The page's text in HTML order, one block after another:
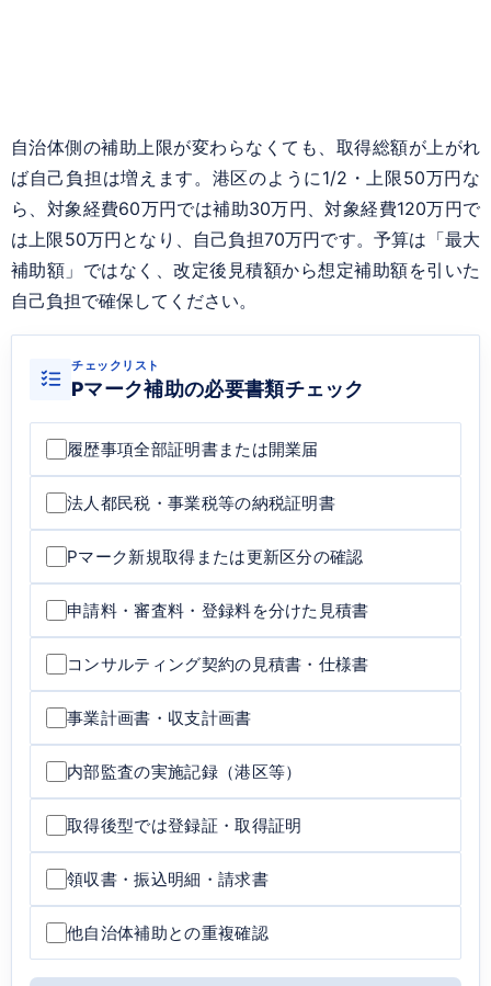
自治体側の補助上限が変わらなくても、取得総額が上がれ
ば自己負担は増えます。港区のように1/2・上限50万円な
ら、対象経費60万円では補助30万円、対象経費120万円で
は上限50万円となり、自己負担70万円です。予算は「最大
補助額」ではなく、改定後見積額から想定補助額を引いた
自己負担で確保してください。
チェックリスト
Pマーク補助の必要書類チェック
履歴事項全部証明書または開業届
法人都民税・事業税等の納税証明書
Pマーク新規取得または更新区分の確認
申請料・審査料・登録料を分けた見積書
コンサルティング契約の見積書・仕様書
事業計画書・収支計画書
内部監査の実施記録（港区等）
取得後型では登録証・取得証明
領収書・振込明細・請求書
他自治体補助との重複確認